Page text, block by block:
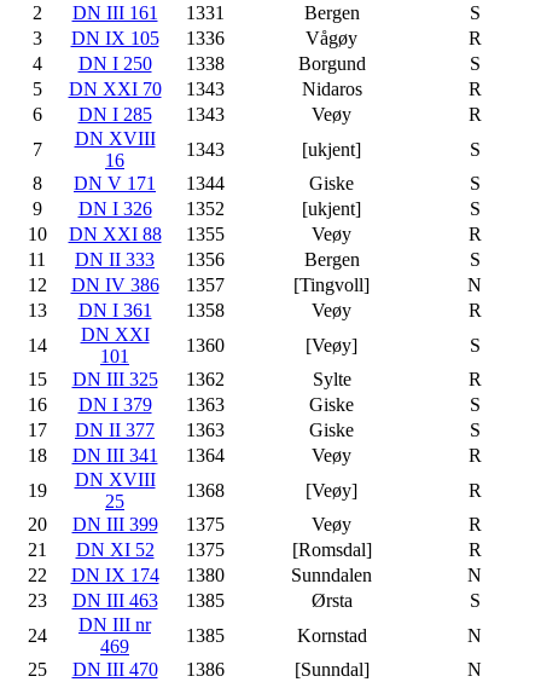
2
DN III 161 1331 Bergen
S
3
DN IX 105 1336 Vågøy
R
4
DN I 250 1338 Borgund
S
5
DN XXI 70 1343 Nidaros
R
6
DN I 285 1343 Veøy
R
7
DN XVIII
16
1343 [ukjent]
S
8
DN V 171 1344 Giske
S
9
DN I 326 1352 [ukjent]
S
10
DN XXI 88 1355 Veøy
R
11
DN II 333 1356 Bergen
S
12
DN IV 386 1357 [Tingvoll]
N
13
DN I 361 1358 Veøy
R
14
DN XXI
101
1360 [Veøy]
S
15
DN III 325 1362 Sylte
R
16
DN I 379 1363 Giske
S
17
DN II 377 1363 Giske
S
18
DN III 341 1364 Veøy
R
19
DN XVIII
25
1368 [Veøy]
R
20
DN III 399 1375 Veøy
R
21
DN XI 52 1375 [Romsdal]
R
22
DN IX 174 1380 Sunndalen
N
23
DN III 463 1385 Ørsta
S
24
DN III nr
469
1385 Kornstad
N
25
DN III 470 1386 [Sunndal]
N